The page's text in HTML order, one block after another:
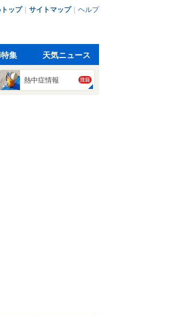
ップ｜ サイトマップ｜ ヘルプ
集 天気ニュース
熱中症情報 注目